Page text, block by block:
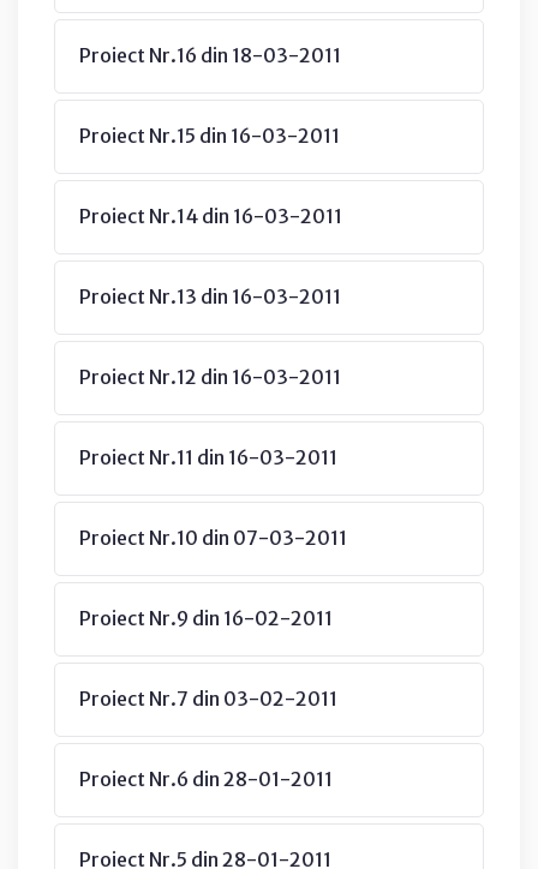
Proiect Nr.16 din 18-03-2011
Proiect Nr.15 din 16-03-2011
Proiect Nr.14 din 16-03-2011
Proiect Nr.13 din 16-03-2011
Proiect Nr.12 din 16-03-2011
Proiect Nr.11 din 16-03-2011
Proiect Nr.10 din 07-03-2011
Proiect Nr.9 din 16-02-2011
Proiect Nr.7 din 03-02-2011
Proiect Nr.6 din 28-01-2011
Proiect Nr.5 din 28-01-2011